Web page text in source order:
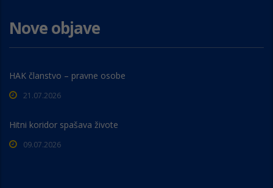
Nove objave
HAK članstvo – pravne osobe
21.07.2026
Hitni koridor spašava živote
09.07.2026